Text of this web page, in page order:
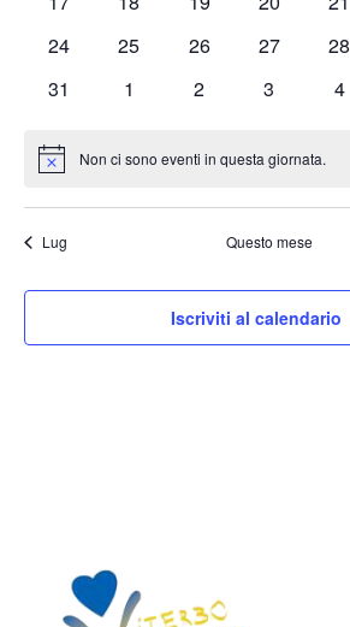
0
24
0
25
0
26
0
27
0
28
0
31
0
1
0
2
0
3
0
4
Notice Non ci sono eventi in questa giornata.
Lug Questo mese
Iscriviti al calendario